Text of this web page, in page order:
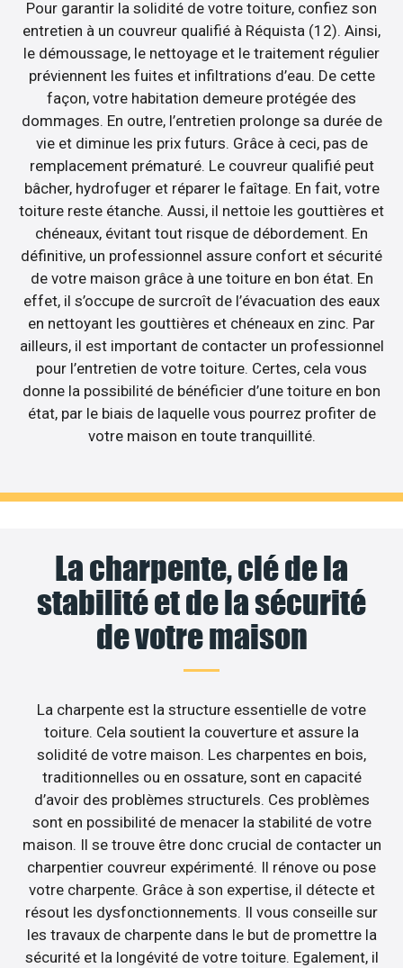
Pour garantir la solidité de votre toiture, confiez son
entretien à un couvreur qualifié à Réquista (12). Ainsi,
le démoussage, le nettoyage et le traitement régulier
préviennent les fuites et infiltrations d’eau. De cette
façon, votre habitation demeure protégée des
dommages. En outre, l’entretien prolonge sa durée de
vie et diminue les prix futurs. Grâce à ceci, pas de
remplacement prématuré. Le couvreur qualifié peut
bâcher, hydrofuger et réparer le faîtage. En fait, votre
toiture reste étanche. Aussi, il nettoie les gouttières et
chéneaux, évitant tout risque de débordement. En
définitive, un professionnel assure confort et sécurité
de votre maison grâce à une toiture en bon état. En
effet, il s’occupe de surcroît de l’évacuation des eaux
en nettoyant les gouttières et chéneaux en zinc. Par
ailleurs, il est important de contacter un professionnel
pour l’entretien de votre toiture. Certes, cela vous
donne la possibilité de bénéficier d’une toiture en bon
état, par le biais de laquelle vous pourrez profiter de
votre maison en toute tranquillité.
La charpente, clé de la
stabilité et de la sécurité
de votre maison
La charpente est la structure essentielle de votre
toiture. Cela soutient la couverture et assure la
solidité de votre maison. Les charpentes en bois,
traditionnelles ou en ossature, sont en capacité
d’avoir des problèmes structurels. Ces problèmes
sont en possibilité de menacer la stabilité de votre
maison. Il se trouve être donc crucial de contacter un
charpentier couvreur expérimenté. Il rénove ou pose
votre charpente. Grâce à son expertise, il détecte et
résout les dysfonctionnements. Il vous conseille sur
les travaux de charpente dans le but de promettre la
sécurité et la longévité de votre toiture. Egalement, il